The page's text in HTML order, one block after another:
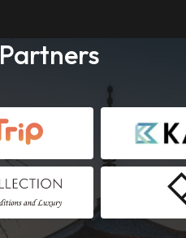
Partners